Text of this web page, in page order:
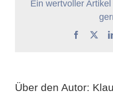
Ein wertvoller
Facebook
Über den Autor: